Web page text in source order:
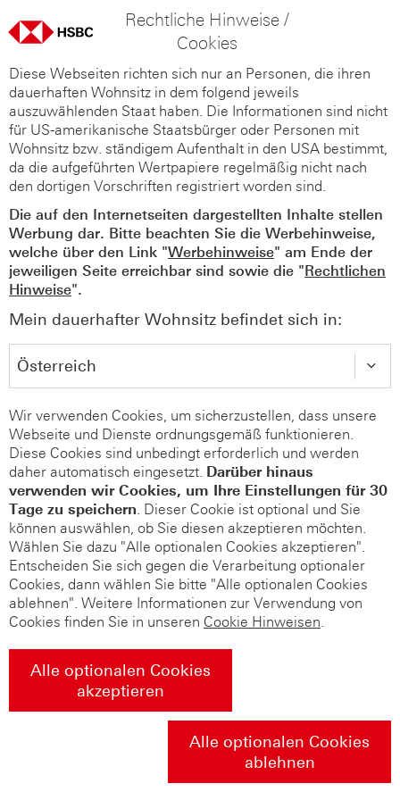
Rechtliche Hinweise /
Cookies
Diese Webseiten richten sich nur an Personen, die ihren
dauerhaften Wohnsitz in dem folgend jeweils
auszuwählenden Staat haben. Die Informationen sind nicht
für US-amerikanische Staatsbürger oder Personen mit
Wohnsitz bzw. ständigem Aufenthalt in den USA bestimmt,
da die aufgeführten Wertpapiere regelmäßig nicht nach
den dortigen Vorschriften registriert worden sind.
Die auf den Internetseiten dargestellten Inhalte stellen
Werbung dar. Bitte beachten Sie die Werbehinweise,
welche über den Link "Werbehinweise" am Ende der
jeweiligen Seite erreichbar sind sowie die "Rechtlichen
Hinweise".
Mein dauerhafter Wohnsitz befindet sich in:
Wir verwenden Cookies, um sicherzustellen, dass unsere
Webseite und Dienste ordnungsgemäß funktionieren.
Diese Cookies sind unbedingt erforderlich und werden
daher automatisch eingesetzt. Darüber hinaus
verwenden wir Cookies, um Ihre Einstellungen für 30
Tage zu speichern. Dieser Cookie ist optional und Sie
können auswählen, ob Sie diesen akzeptieren möchten.
Wählen Sie dazu "Alle optionalen Cookies akzeptieren".
Entscheiden Sie sich gegen die Verarbeitung optionaler
Cookies, dann wählen Sie bitte "Alle optionalen Cookies
ablehnen". Weitere Informationen zur Verwendung von
Cookies finden Sie in unseren Cookie Hinweisen.
Alle optionalen Cookies
akzeptieren
Alle optionalen Cookies
ablehnen